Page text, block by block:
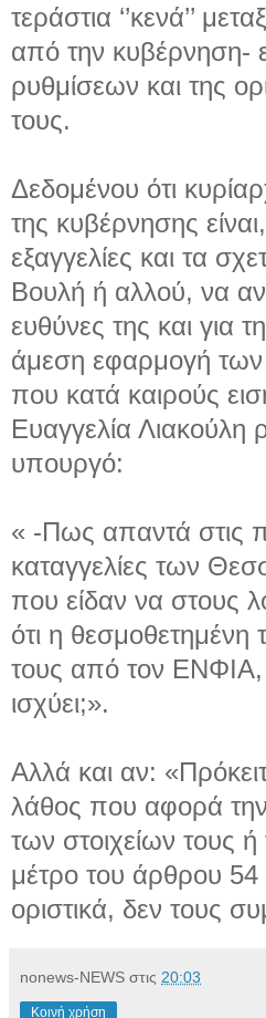
τεράστια ‘’κενά’’
από την κυβέρνηση-
ρυθμίσεων και της
τους.
Δεδομένου ότι
της κυβέρνησης
εξαγγελίες και τα
Βουλή ή αλλού, να
ευθύνες της και για
άμεση εφαρμογή
που κατά καιρούς
Ευαγγελία Λιακούλη
υπουργό:
« -Πως απαντά στις
καταγγελίες των
που είδαν να στους
ότι η θεσμοθετημένη
τους από τον ΕΝΦΙΑ,
ισχύει;».
Αλλά και αν:
λάθος που αφορά
των στοιχείων τους
μέτρο του άρθρου
οριστικά, δεν τους
nonews-NEWS στις 20:03
Κοινή χρήση